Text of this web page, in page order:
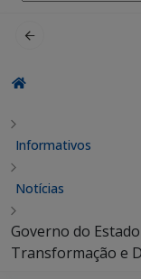
por:
Informativos
Notícias
Governo do
Transformação e